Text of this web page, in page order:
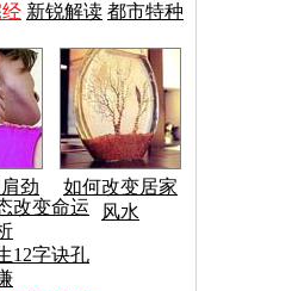
新锐解读 都市特种
劲
如何改变居家
风水
改变命运
12字诀孔